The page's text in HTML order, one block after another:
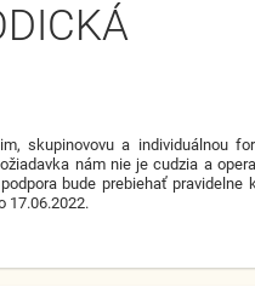
skupinovovu a individuálnou
nám nie je cudzia a
bude prebiehať pravidelne
17.06.2022.